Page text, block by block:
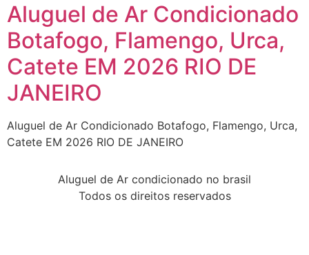
Aluguel de Ar Condicionado
Botafogo, Flamengo, Urca,
Catete EM 2026 RIO DE
JANEIRO
Aluguel de Ar Condicionado Botafogo, Flamengo, Urca,
Catete EM 2026 RIO DE JANEIRO
Aluguel de Ar condicionado no brasil
Todos os direitos reservados